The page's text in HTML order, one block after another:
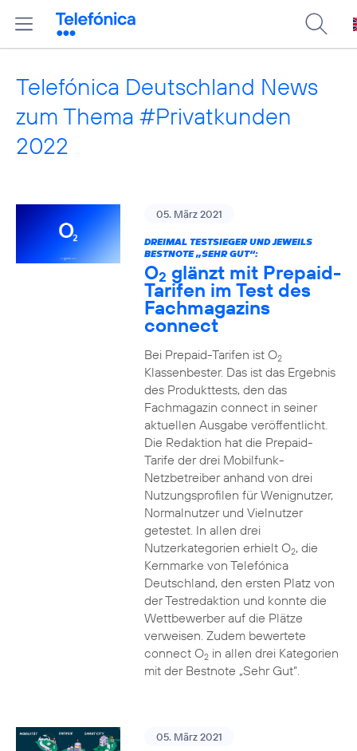
Telefónica Deutschland News
zum Thema #Privatkunden
2022
05. März 2021
DREIMAL TESTSIEGER UND JEWEILS
BESTNOTE „SEHR GUT“:
O2 glänzt mit Prepaid-
Tarifen im Test des
Fachmagazins
connect
Bei Prepaid-Tarifen ist O2
Klassenbester. Das ist das Ergebnis
des Produkttests, den das
Fachmagazin connect in seiner
aktuellen Ausgabe veröffentlicht.
Die Redaktion hat die Prepaid-
Tarife der drei Mobilfunk-
Netzbetreiber anhand von drei
Nutzungsprofilen für Wenignutzer,
Normalnutzer und Vielnutzer
getestet. In allen drei
Nutzerkategorien erhielt O2, die
Kernmarke von Telefónica
Deutschland, den ersten Platz von
der Testredaktion und konnte die
Wettbewerber auf die Plätze
verweisen. Zudem bewertete
connect O2in allen drei Kategorien
mit der Bestnote „Sehr Gut“.
05. März 2021